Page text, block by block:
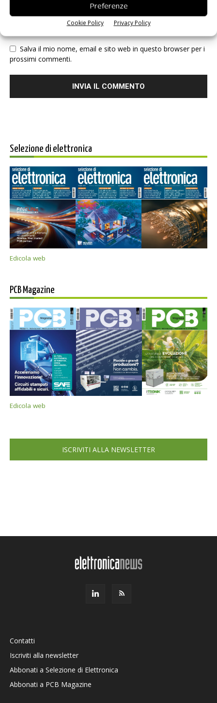
Preferenze
Cookie Policy Privacy Policy
Salva il mio nome, email e sito web in questo browser per i
prossimi commenti.
Selezione di elettronica
Edicola web
PCB Magazine
Edicola web
ISCRIVITI ALLA NEWSLETTER
Contatti
Iscriviti alla newsletter
Abbonati a Selezione di Elettronica
Abbonati a PCB Magazine